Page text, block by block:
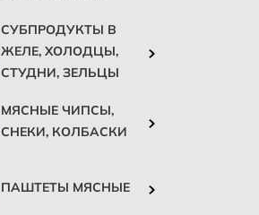
СУБПРОДУКТЫ В
ЖЕЛЕ, ХОЛОДЦЫ,
СТУДНИ, ЗЕЛЬЦЫ
МЯСНЫЕ ЧИПСЫ,
СНЕКИ, КОЛБАСКИ
ПАШТЕТЫ МЯСНЫЕ